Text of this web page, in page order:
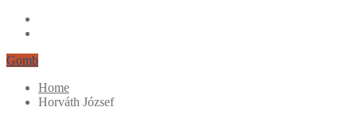
Gomb
Home
Horváth József